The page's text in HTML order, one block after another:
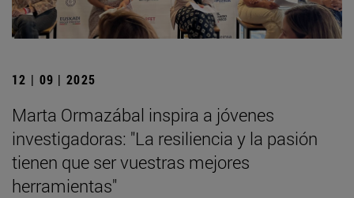
12 | 09 | 2025
Marta Ormazábal inspira a jóvenes
investigadoras: "La resiliencia y la pasión
tienen que ser vuestras mejores
herramientas"